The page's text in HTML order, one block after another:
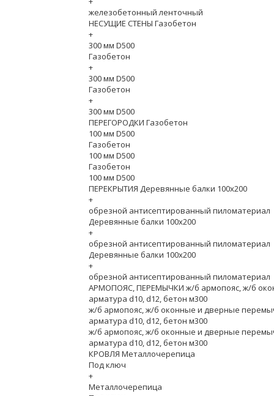
железобетонный ленточный
НЕСУЩИЕ СТЕНЫ Газобетон
+
300 мм D500
Газобетон
+
300 мм D500
Газобетон
+
300 мм D500
ПЕРЕГОРОДКИ Газобетон
100 мм D500
Газобетон
100 мм D500
Газобетон
100 мм D500
ПЕРЕКРЫТИЯ Деревянные балки 100х200
+
обрезной антисептированный пиломатериал
Деревянные балки 100х200
+
обрезной антисептированный пиломатериал
Деревянные балки 100х200
+
обрезной антисептированный пиломатериал
АРМОПОЯС, ПЕРЕМЫЧКИ ж/б армопояс, ж/б
арматура d10, d12, бетон м300
ж/б армопояс, ж/б оконные и дверные
арматура d10, d12, бетон м300
ж/б армопояс, ж/б оконные и дверные
арматура d10, d12, бетон м300
КРОВЛЯ Металлочерепица
Под ключ
+
Металлочерепица